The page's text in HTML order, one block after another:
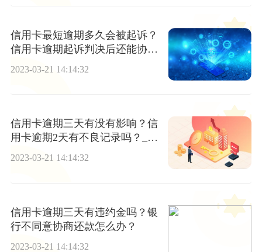
信用卡最短逾期多久会被起诉？
信用卡逾期起诉判决后还能协商
2023-03-21 14:14:32
信用卡逾期三天有没有影响？信
用卡逾期2天有不良记录吗？_每
日热点
2023-03-21 14:14:32
信用卡逾期三天有违约金吗？银
行不同意协商还款怎么办？
2023-03-21 14:14:32